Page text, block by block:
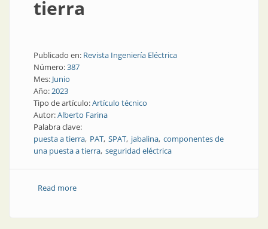
tierra
Publicado en: Revista Ingeniería Eléctrica
Número:387
Mes: Junio
Año:2023
Tipo de artículo:Artículo técnico
Autor:Alberto Farina
Palabra clave:
puesta a tierra PAT SPAT jabalina componentes de
una puesta a tierra seguridad eléctrica
Read moreabout Sistema de puesta a tierra